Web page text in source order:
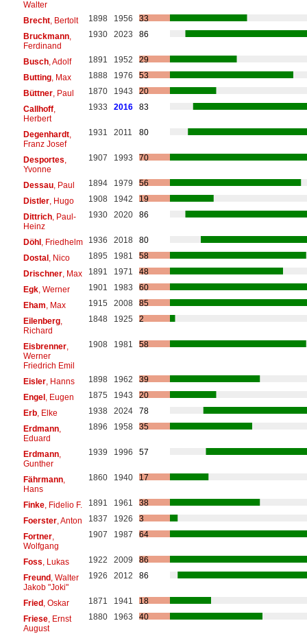
Walter
Brecht, Bertolt 1898 1956
33
Bruckmann,
Ferdinand
1930 2023 86
Busch, Adolf 1891 1952
29
Butting, Max 1888 1976
53
Büttner, Paul 1870 1943
20
Callhoff,
Herbert
1933 2016 83
Degenhardt,
Franz Josef
1931 2011 80
Desportes
Yvonne
1907 1993 70
Dessau, Paul 1894 1979
56
Distler, Hugo 1908 1942
19
Dittrich, Paul-
Heinz
1930 2020 86
Döhl, Friedhelm 1936 2018
80
Dostal, Nico 1895 1981
58
Drischner, Max 1891 1971
48
Egk, Werner 1901 1983
60
Eham , Max 1915 2008
85
Eilenberg,
Richard
1848 1925 2
Eisbrenner,
Werner
Friedrich Emil
1908 1981 58
Eisler, Hanns 1898 1962
39
Engel, Eugen 1875 1943
20
Erb, Elke 1938 2024
78
Erdmann,
Eduard
1896 1958 35
Erdmann,
Gunther
1939 1996 57
Fährmann,
Hans
1860 1940 17
Finke, Fidelio F. 1891 1961
38
Foerster, Anton 1837 1926
3
Fortner,
Wolfgang
1907 1987 64
Foss , Lukas 1922 2009
86
Freund, Walter
Jakob "Joki"
1926 2012 86
Fried, Oskar 1871 1941
18
Friese, Ernst
August
1880 1963 40